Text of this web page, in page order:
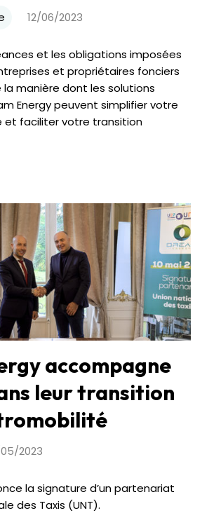
12/06/2023
et les obligations imposées
et propriétaires fonciers
la manière dont les solutions
Energy peuvent simplifier votre
et faciliter votre transition
accompagne
leur transition
05/2023
la signature d’un partenariat
des Taxis (UNT).